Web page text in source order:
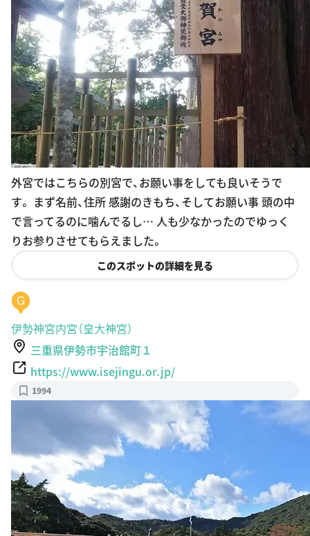
外宮ではこちらの別宮で、お願い事をしても良いそうで
す。 まず名前、住所 感謝のきもち、そしてお願い事 頭の中
で言ってるのに噛んでるし… 人も少なかったのでゆっく
りお参りさせてもらえました。
このスポットの詳細を見る
G
伊勢神宮内宮（皇大神宮）
三重県伊勢市宇治館町１
https://www.isejingu.or.jp/
1994